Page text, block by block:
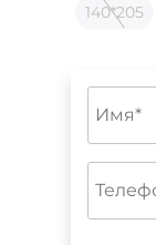
140*205